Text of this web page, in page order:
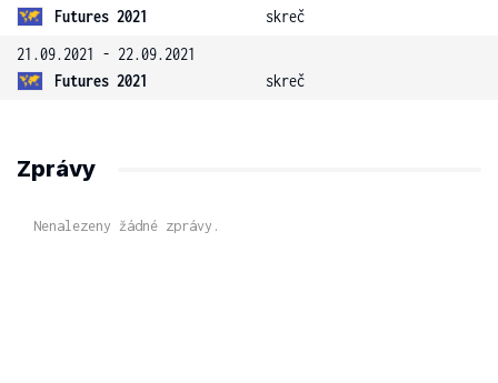
Futures 2021
skreč
21.09.2021 - 22.09.2021
Futures 2021
skreč
Zprávy
Nenalezeny žádné zprávy.